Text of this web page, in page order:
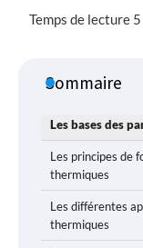
Sommaire
Les bases des
Les principes de
thermiques
Les différentes
thermiques